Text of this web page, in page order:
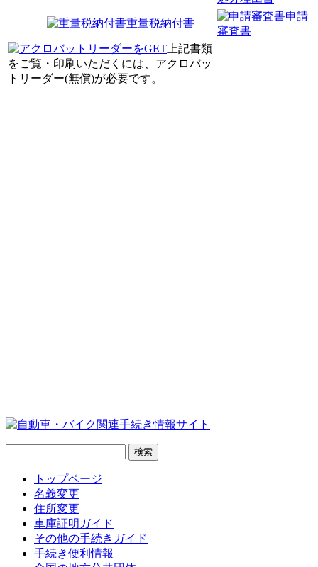
重量税納付書
申請
審査書
上記書類
をご覧・印刷いただくには、アクロバッ
トリーダー(無償)が必要です。
トップページ
名義変更
住所変更
車庫証明ガイド
その他の手続きガイド
手続き便利情報